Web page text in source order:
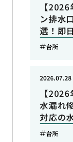
【
ン排水
選！即
台所
【
水漏れ
対応の
2026.07.28
台所